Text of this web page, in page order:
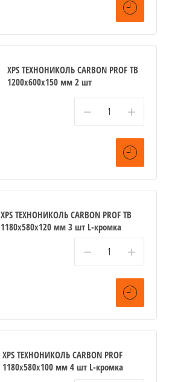
XPS ТЕХНОНИКОЛЬ CARBON PROF TB
1200х600х150 мм 2 шт
− +
XPS ТЕХНОНИКОЛЬ CARBON PROF TB
1180х580х120 мм 3 шт L-кромка
− +
XPS ТЕХНОНИКОЛЬ CARBON PROF
1180х580х100 мм 4 шт L-кромка